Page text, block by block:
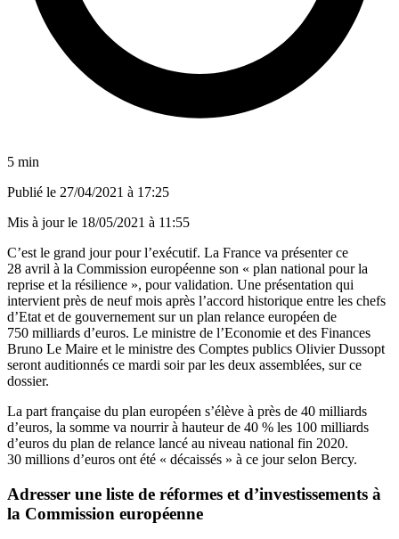
5 min
Publié le 27/04/2021 à 17:25
Mis à jour le 18/05/2021 à 11:55
C’est le grand jour pour l’exécutif. La France va présenter ce
28 avril à la Commission européenne son « plan national pour la
reprise et la résilience », pour validation. Une présentation qui
intervient près de neuf mois après l’accord historique entre les chefs
d’Etat et de gouvernement sur un plan relance européen de
750 milliards d’euros. Le ministre de l’Economie et des Finances
Bruno Le Maire et le ministre des Comptes publics Olivier Dussopt
seront auditionnés ce mardi soir par les deux assemblées, sur ce
dossier.
La part française du plan européen s’élève à près de 40 milliards
d’euros, la somme va nourrir à hauteur de 40 % les 100 milliards
d’euros du plan de relance lancé au niveau national fin 2020.
30 millions d’euros ont été « décaissés » à ce jour selon Bercy.
Adresser une liste de réformes et d’investissements à
la Commission européenne